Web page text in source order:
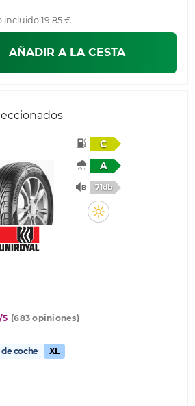
19,85 €
AÑADIR A LA CESTA
C
A
71db
5 (683 opiniones)
coche XL